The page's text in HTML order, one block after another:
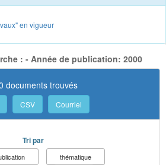
en vigueur
: - Année de publication: 2000
documents trouvés
CSV Courriel
Tri par
thématique